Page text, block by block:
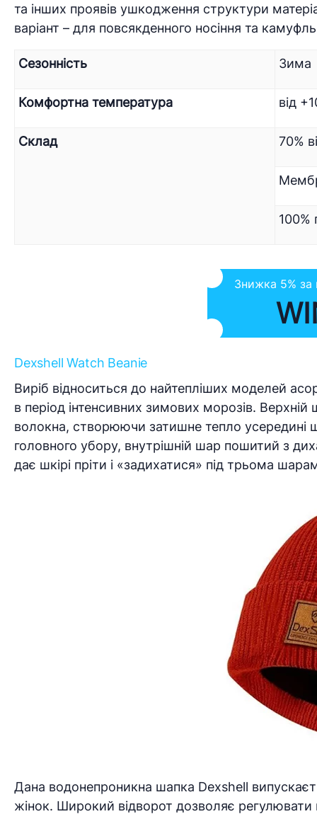
та інших проявів ушкодження структури
варіант – для повсякденного носіння та
Сезонність Зима
Комфортна температура від
Склад 70%
100%
Знижка 5%
Dexshell Watch Beanie
Виріб відноситься до найтепліших моделей
в період інтенсивних зимових морозів.
волокна, створюючи затишне тепло усередині
головного убору, внутрішній шар пошитий з
дає шкірі пріти і «задихатися» під трьома
Дана водонепроникна шапка Dexshell
жінок. Широкий відворот дозволяє регулювати